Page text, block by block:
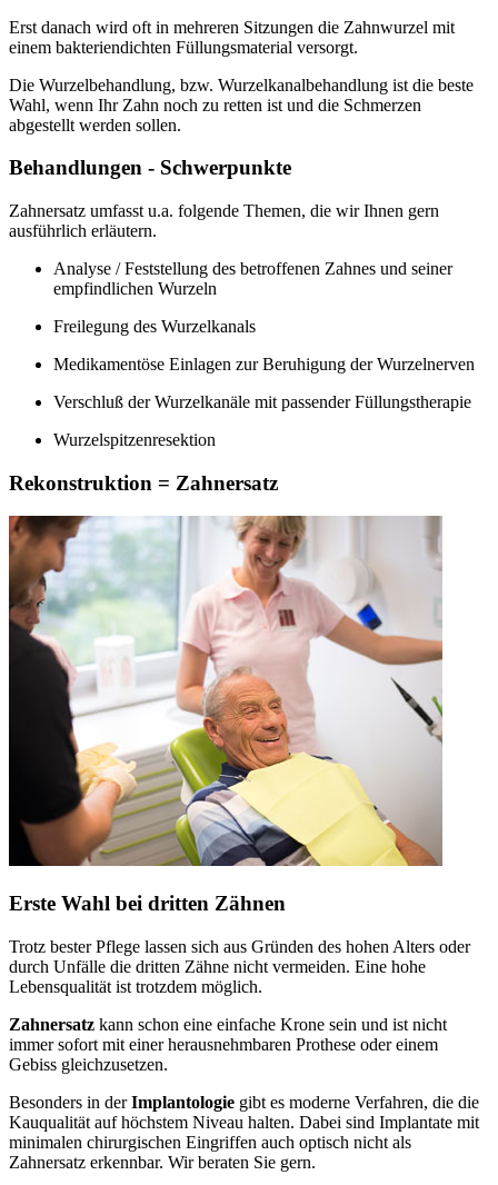
Erst danach wird oft in mehreren Sitzungen die Zahnwurzel mit
einem bakteriendichten Füllungsmaterial versorgt.
Die Wurzelbehandlung, bzw. Wurzelkanalbehandlung ist die beste
Wahl, wenn Ihr Zahn noch zu retten ist und die Schmerzen
abgestellt werden sollen.
Behandlungen - Schwerpunkte
Zahnersatz umfasst u.a. folgende Themen, die wir Ihnen gern
ausführlich erläutern.
Analyse / Feststellung des betroffenen Zahnes und seiner
empfindlichen Wurzeln
Freilegung des Wurzelkanals
Medikamentöse Einlagen zur Beruhigung der Wurzelnerven
Verschluß der Wurzelkanäle mit passender Füllungstherapie
Wurzelspitzenresektion
Rekonstruktion = Zahnersatz
Erste Wahl bei dritten Zähnen
Trotz bester Pflege lassen sich aus Gründen des hohen Alters oder
durch Unfälle die dritten Zähne nicht vermeiden. Eine hohe
Lebensqualität ist trotzdem möglich.
Zahnersatz kann schon eine einfache Krone sein und ist nicht
immer sofort mit einer herausnehmbaren Prothese oder einem
Gebiss gleichzusetzen.
Besonders in derImplantologie gibt es moderne Verfahren, die die
Kauqualität auf höchstem Niveau halten. Dabei sind Implantate mit
minimalen chirurgischen Eingriffen auch optisch nicht als
Zahnersatz erkennbar. Wir beraten Sie gern.